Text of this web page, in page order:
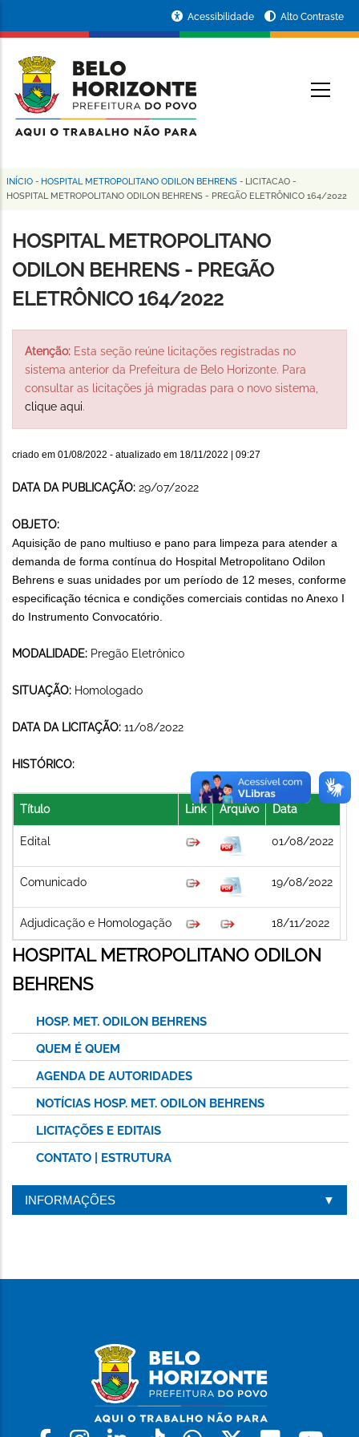
conteúdo
principal
da
Prefeitura
de
Horizonte
Acessibilidade Alto Contraste
Trilha
navegação
INÍCIO - HOSPITAL METROPOLITANO ODILON BEHRENS - LICITACAO -
HOSPITAL METROPOLITANO ODILON BEHRENS - PREGÃO ELETRÔNICO 164/2022
HOSPITAL METROPOLITANO
ODILON BEHRENS - PREGÃO
ELETRÔNICO 164/2022
Atenção: Esta seção reúne licitações registradas no
sistema anterior da Prefeitura de Belo Horizonte. Para
consultar as licitações já migradas para o novo sistema,
clique aqui.
criado em 01/08/2022 - atualizado em 18/11/2022 | 09:27
DATA DA PUBLICAÇÃO: 29/07/2022
OBJETO:
Aquisição de pano multiuso e pano para limpeza para atender a
demanda de forma contínua do Hospital Metropolitano Odilon
Behrens e suas unidades por um período de 12 meses, conforme
especificação técnica e condições comerciais contidas no Anexo I
do Instrumento Convocatório.
MODALIDADE: Pregão Eletrônico
SITUAÇÃO: Homologado
DATA DA LICITAÇÃO: 11/08/2022
HISTÓRICO:
Título Link Arquivo Data
Edital 01/08/2022
Comunicado 19/08/2022
Adjudicação e Homologação 18/11/2022
HOSPITAL METROPOLITANO ODILON
BEHRENS
HOSP. MET. ODILON BEHRENS
QUEM É QUEM
AGENDA DE AUTORIDADES
NOTÍCIAS HOSP. MET. ODILON BEHRENS
LICITAÇÕES E EDITAIS
CONTATO | ESTRUTURA
INFORMAÇÕES